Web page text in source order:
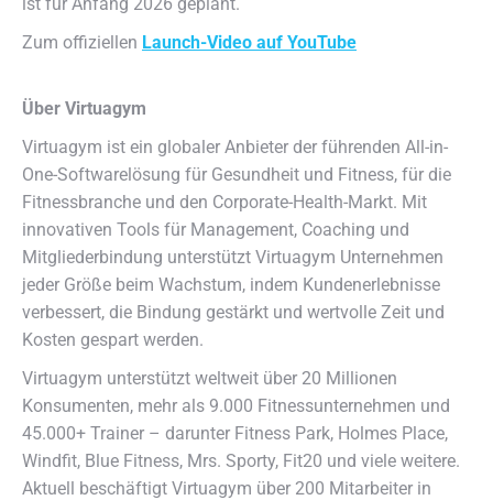
Zum offiziellen Launch-Video auf YouTube
Über Virtuagym
Virtuagym ist ein globaler Anbieter der führenden All-in-
One-Softwarelösung für Gesundheit und Fitness, für die
Fitnessbranche und den Corporate-Health-Markt. Mit
innovativen Tools für Management, Coaching und
Mitgliederbindung unterstützt Virtuagym Unternehmen
jeder Größe beim Wachstum, indem Kundenerlebnisse
verbessert, die Bindung gestärkt und wertvolle Zeit und
Kosten gespart werden.
Virtuagym unterstützt weltweit über 20 Millionen
Konsumenten, mehr als 9.000 Fitnessunternehmen und
45.000+ Trainer – darunter Fitness Park, Holmes Place,
Windfit, Blue Fitness, Mrs. Sporty, Fit20 und viele weitere.
Aktuell beschäftigt Virtuagym über 200 Mitarbeiter in